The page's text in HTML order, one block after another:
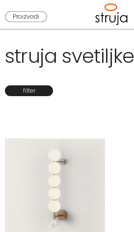
Proizvodi
struja svetiljke
filter